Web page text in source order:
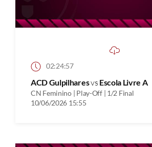
02:24:57
ACD Gulpilharesvs Escola Livre A
CN Feminino | Play-Off | 1/2 Final
10/06/2026 15:55